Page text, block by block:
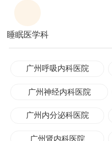
睡眠医学科
广州呼吸内科医院
广州神经内科医院
广州内分泌科医院
广州肾内科医院